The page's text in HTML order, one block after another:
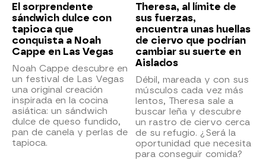
El sorprendente
sándwich dulce con
tapioca que
conquista a Noah
Cappe en Las Vegas
Noah Cappe descubre en
un festival de Las Vegas
una original creación
inspirada en la cocina
asiática: un sándwich
dulce de queso fundido,
pan de canela y perlas de
tapioca.
Theresa, al límite de
sus fuerzas,
encuentra unas huellas
de ciervo que podrían
cambiar su suerte en
Aislados
Débil, mareada y con sus
músculos cada vez más
lentos, Theresa sale a
buscar leña y descubre
un rastro de ciervo cerca
de su refugio. ¿Será la
oportunidad que necesita
para conseguir comida?